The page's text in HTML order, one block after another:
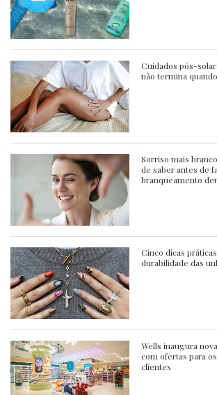
Cuidados pós-
não termina
Sorriso mais
de saber antes de
branqueamento
Cinco dicas
durabilidade das
Wells inaugura
com ofertas para
clientes